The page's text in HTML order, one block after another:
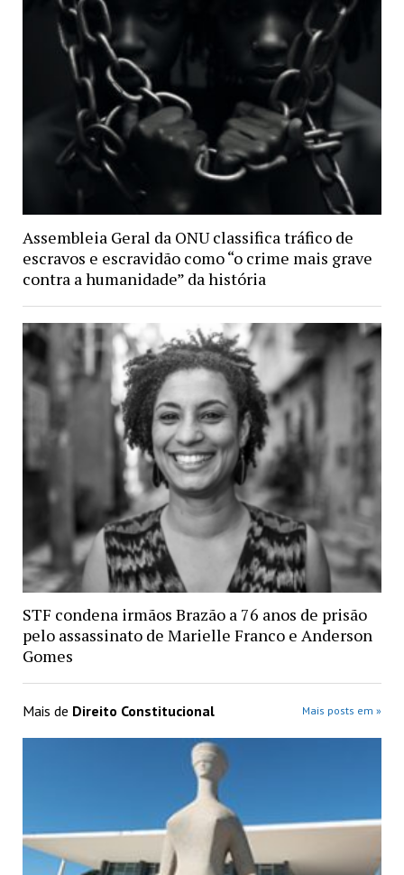
Assembleia Geral da ONU classifica tráfico de
escravos e escravidão como “o crime mais grave
contra a humanidade” da história
STF condena irmãos Brazão a 76 anos de prisão
pelo assassinato de Marielle Franco e Anderson
Gomes
Mais de Direito Constitucional Mais posts em »